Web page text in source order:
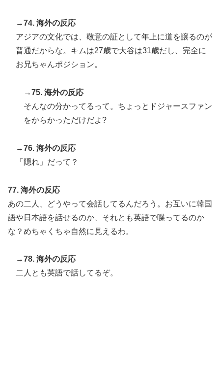
→74. 海外の反応
アジアの文化では、敬意の証として年上に道を譲るのが
普通だからな。キムは27歳で大谷は31歳だし、完全に
お兄ちゃんポジション。
→75. 海外の反応
そんなの分かってるって。ちょっとドジャースファン
をからかっただけだよ?
→76. 海外の反応
「隠れ」だって？
77. 海外の反応
あの二人、どうやって会話してるんだろう。お互いに韓国
語や日本語を話せるのか、それとも英語で喋ってるのか
な？めちゃくちゃ自然に見えるわ。
→78. 海外の反応
二人とも英語で話してるぞ。